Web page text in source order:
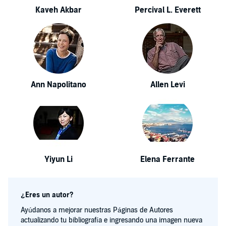
Kaveh Akbar Percival L. Everett
Ann Napolitano Allen Levi
Yiyun Li Elena Ferrante
¿Eres un autor?
Ayúdanos a mejorar nuestras Páginas de Autores
actualizando tu bibliografía e ingresando una imagen nueva